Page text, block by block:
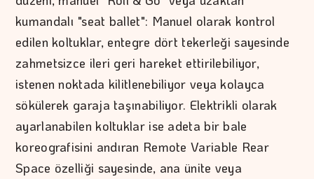
kumandalı "seat ballet": Manuel olarak kontrol
edilen koltuklar, entegre dört tekerleği sayesinde
zahmetsizce ileri geri hareket ettirilebiliyor,
istenen noktada kilitlenebiliyor veya kolayca
sökülerek garaja taşınabiliyor. Elektrikli olarak
ayarlanabilen koltuklar ise adeta bir bale
koreografisini andıran Remote Variable Rear
Space özelliği sayesinde, ana ünite veya